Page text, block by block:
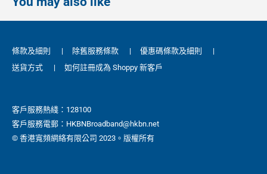
條款及細則 | 除舊服務條款 | 優惠碼條款及細則
|
送貨方式
| 如何註冊成為 Shoppy 新客戶
客戶服務熱綫：128100
客戶服務電郵：HKBNBroadband@hkbn.net
© 香港寬頻網絡有限公司 2023。版權所有